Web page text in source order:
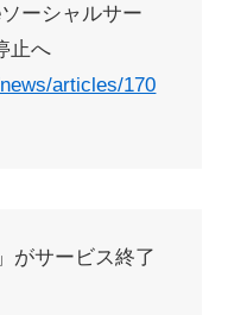
ーシャルサー
止へ
articles/170
がサービス終了